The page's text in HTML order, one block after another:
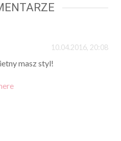
10.04.2016, 20:08
masz styl!